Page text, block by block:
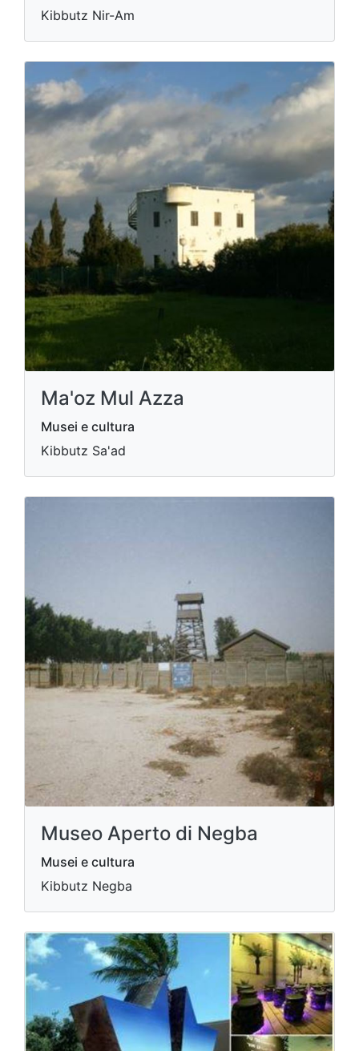
Kibbutz Nir-Am
Ma'oz Mul Azza
Musei e cultura
Kibbutz Sa'ad
Museo Aperto di Negba
Musei e cultura
Kibbutz Negba